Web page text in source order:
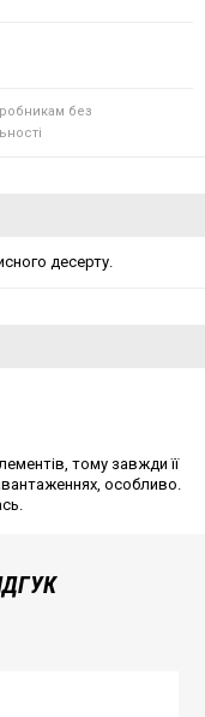
без
десерту.
тому завжди її
особливо.